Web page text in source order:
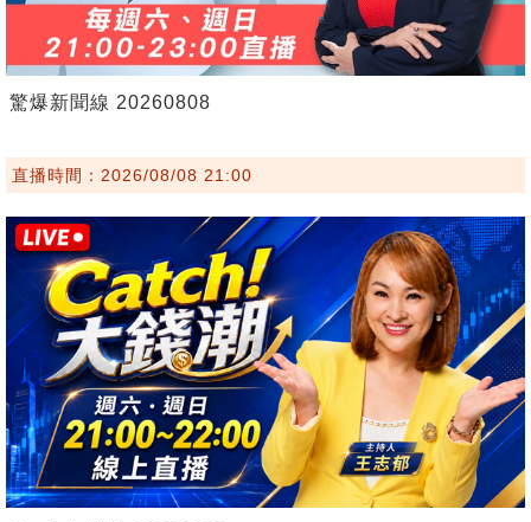
驚爆新聞線 20260808
直播時間：2026/08/08 21:00